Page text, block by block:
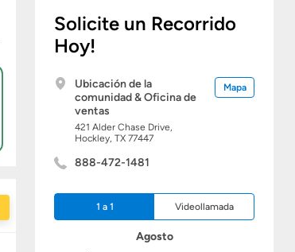
Solicite un Recorrido
Hoy!
Ubicación de la
comunidad & Oficina de
ventas
421 Alder Chase Drive,
Hockley, TX 77447
Mapa
888-472-1481
1 a 1 Videollamada
Agosto